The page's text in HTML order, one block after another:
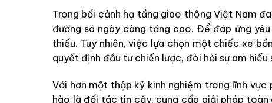
Trong bối cảnh hạ tầng giao thông Việt Nam
đường sá ngày càng tăng cao. Để đáp ứng
thiếu. Tuy nhiên, việc lựa chọn một chiếc xe
quyết định đầu tư chiến lược, đòi hỏi sự am
Với hơn một thập kỷ kinh nghiệm trong lĩnh
hào là đối tác tin cậy, cung cấp giải pháp